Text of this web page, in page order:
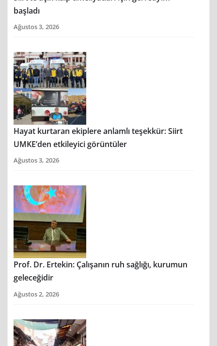
başladı
Ağustos 3, 2026
Hayat kurtaran ekiplere anlamlı teşekkür: Siirt
UMKE’den etkileyici görüntüler
Ağustos 3, 2026
Prof. Dr. Ertekin: Çalışanın ruh sağlığı, kurumun
geleceğidir
Ağustos 2, 2026